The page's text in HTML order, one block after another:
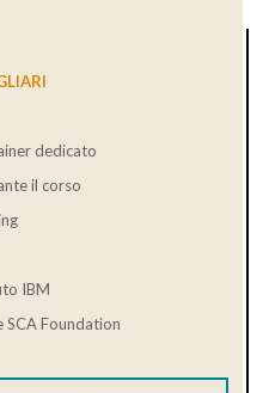
dedicato
il corso
IBM
Foundation